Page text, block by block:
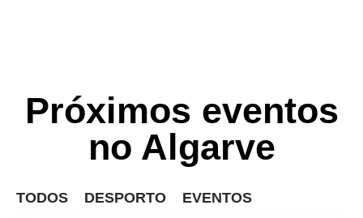
Próximos eventos
no Algarve
TODOS DESPORTO EVENTOS